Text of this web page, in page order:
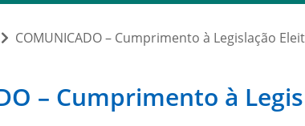
COMUNICADO – Cumprimento à Legislação
– Cumprimento à